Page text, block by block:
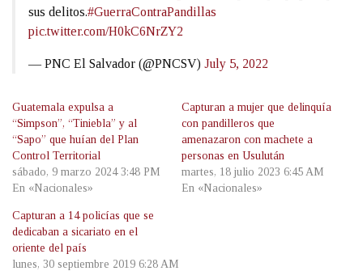
sus delitos.#GuerraContraPandillas
pic.twitter.com/H0kC6NrZY2
— PNC El Salvador (@PNCSV) July 5, 2022
Guatemala expulsa a
“Simpson”, “Tiniebla” y al
“Sapo” que huían del Plan
Control Territorial
sábado, 9 marzo 2024 3:48 PM
En «Nacionales»
Capturan a mujer que delinquía
con pandilleros que
amenazaron con machete a
personas en Usulután
martes, 18 julio 2023 6:45 AM
En «Nacionales»
Capturan a 14 policías que se
dedicaban a sicariato en el
oriente del país
lunes, 30 septiembre 2019 6:28 AM